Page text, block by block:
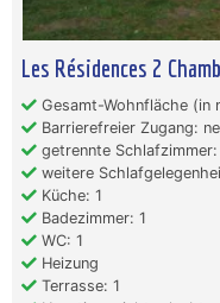
Les Résidences 2
Gesamt-Wohnfläche (in
Barrierefreier Zugang:
getrennte Schlafzimmer:
weitere
Küche: 1
Badezimmer: 1
WC: 1
Heizung
Terrasse: 1